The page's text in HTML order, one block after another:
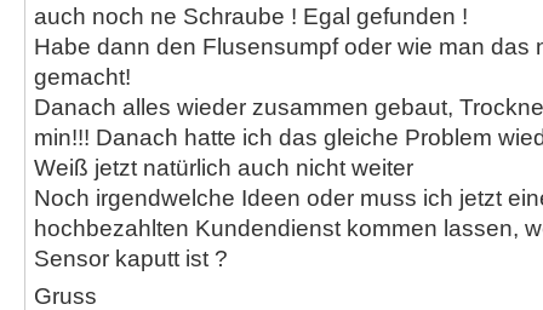
auch noch ne Schraube ! Egal gefunden !
Habe dann den Flusensumpf oder wie man das
gemacht!
Danach alles wieder zusammen gebaut,
min!!! Danach hatte ich das gleiche Problem
Weiß jetzt natürlich auch nicht weiter
Noch irgendwelche Ideen oder muss ich jetzt
hochbezahlten Kundendienst kommen lassen,
Sensor kaputt ist ?
Gruss